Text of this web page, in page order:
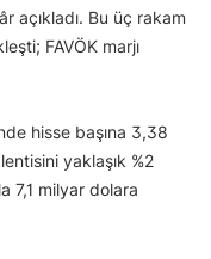
açıkladı. Bu üç rakam
FAVÖK marjı
hisse başına 3,38
yaklaşık %2
7,1 milyar dolara